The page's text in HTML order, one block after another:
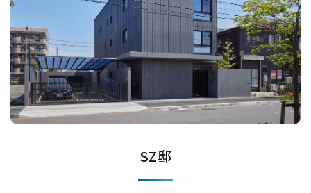
SZ邸